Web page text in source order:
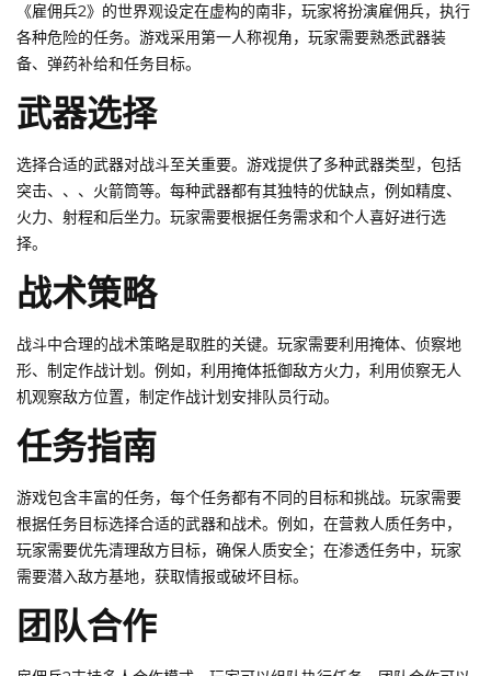
《雇佣兵2》的世界观设定在虚构的南非，玩家将扮演雇佣兵，执行
各种危险的任务。游戏采用第一人称视角，玩家需要熟悉武器装
备、弹药补给和任务目标。
武器选择
选择合适的武器对战斗至关重要。游戏提供了多种武器类型，包括
突击、、、火箭筒等。每种武器都有其独特的优缺点，例如精度、
火力、射程和后坐力。玩家需要根据任务需求和个人喜好进行选
择。
战术策略
战斗中合理的战术策略是取胜的关键。玩家需要利用掩体、侦察地
形、制定作战计划。例如，利用掩体抵御敌方火力，利用侦察无人
机观察敌方位置，制定作战计划安排队员行动。
任务指南
游戏包含丰富的任务，每个任务都有不同的目标和挑战。玩家需要
根据任务目标选择合适的武器和战术。例如，在营救人质任务中，
玩家需要优先清理敌方目标，确保人质安全；在渗透任务中，玩家
需要潜入敌方基地，获取情报或破坏目标。
团队合作